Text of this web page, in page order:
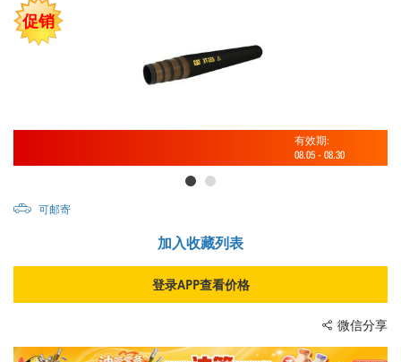
促销
有效期:
08.05 - 08.30
可邮寄
加入收藏列表
登录APP查看价格
微信分享